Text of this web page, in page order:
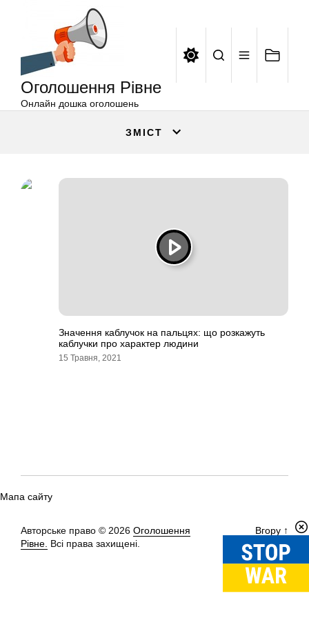
Оголошення Рівне
Онлайн дошка оголошень
ЗМІСТ
Значення каблучок на пальцях: що розкажуть
каблучки про характер людини
15 Травня, 2021
Мапа сайту
Авторське право © 2026 Оголошення
Рівне. Всі права захищені.
Вгору ↑